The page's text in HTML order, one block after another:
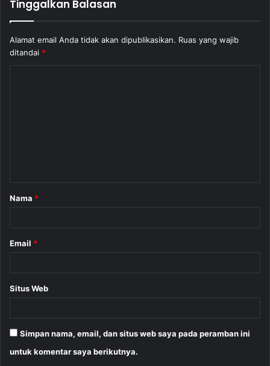
Tinggalkan Balasan
Alamat email Anda tidak akan dipublikasikan. Ruas yang wajib
ditandai *
r
Nama *
Email *
Situs Web
Simpan nama, email, dan situs web saya pada peramban ini
untuk komentar saya berikutnya.